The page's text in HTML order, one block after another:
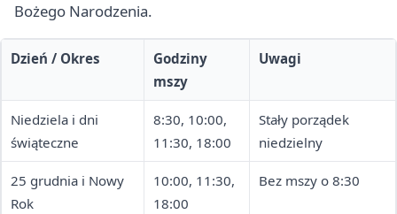
Bożego Narodzenia.
Dzień / Okres
Godziny
mszy
Uwagi
Niedziela i dni
świąteczne
8:30, 10:00,
11:30, 18:00
Stały porządek
niedzielny
25 grudnia i Nowy
Rok
10:00, 11:30,
18:00
Bez mszy o 8:30